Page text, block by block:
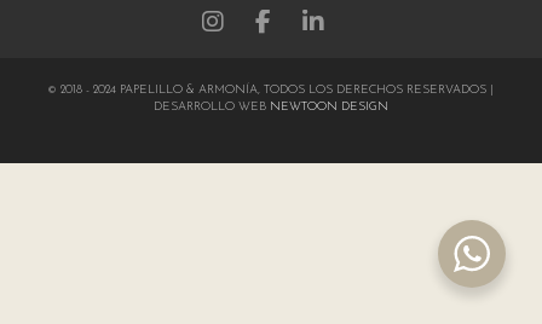
© 2018 - 2024 PAPELILLO & ARMONÍA, TODOS LOS DERECHOS RESERVADOS |
DESARROLLO WEB NEWTOON DESIGN